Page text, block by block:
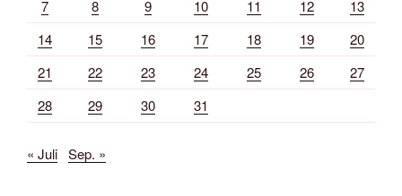
7
8 9 10 11 12
13
14
15 16 17 18 19
20
21
22 23 24 25 26
27
28
29 30 31
« Juli Sep. »